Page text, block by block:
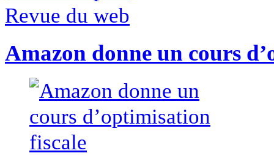
Revue du web
Amazon donne un cours